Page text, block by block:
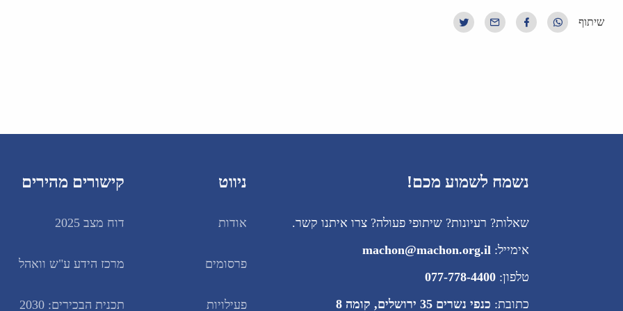
שיתוף
נשמח לשמוע מכם!
שאלות? רעיונות? שיתופי פעולה? צרו איתנו קשר.
אימייל: machon@machon.org.il
טלפון: 077-778-4400
כתובת: כנפי נשרים 35 ירושלים, קומה 8
ניווט
אודות
פרסומים
פעילויות
קישורים מהירים
דוח מצב 2025
מרכז הידע ע"ש וואהל
תכנית הבכירים: 2030